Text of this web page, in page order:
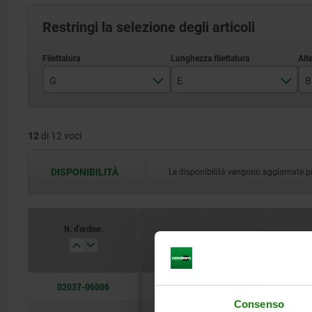
Consenso
Restringi la selezione degli articoli
G
M8
M20
E B
12 di 12 voci
DISPONIBILITÀ Le disponibilità vengono aggiornate
N. d’ordine.
02037-06006 M6 25 37